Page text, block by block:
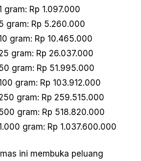
gram: Rp 1.097.000
gram: Rp 5.260.000
gram: Rp 10.465.000
gram: Rp 26.037.000
gram: Rp 51.995.000
gram: Rp 103.912.000
gram: Rp 259.515.000
gram: Rp 518.820.000
gram: Rp 1.037.600.000
ini membuka peluang